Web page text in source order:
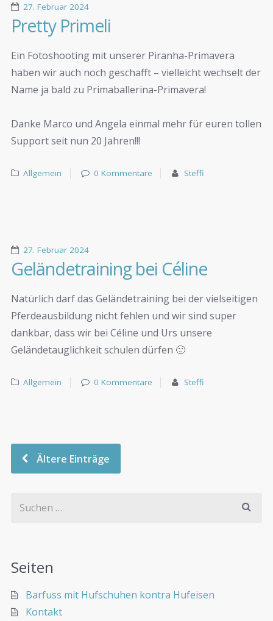
27. Februar 2024
Pretty Primeli
Ein Fotoshooting mit unserer Piranha-Primavera
haben wir auch noch geschafft – vielleicht wechselt der
Name ja bald zu Primaballerina-Primavera!
Danke Marco und Angela einmal mehr für euren tollen
Support seit nun 20 Jahren!!!
Allgemein 0 Kommentare Steffi
27. Februar 2024
Geländetraining bei Céline
Natürlich darf das Geländetraining bei der vielseitigen
Pferdeausbildung nicht fehlen und wir sind super
dankbar, dass wir bei Céline und Urs unsere
Geländetauglichkeit schulen dürfen 🙂
Allgemein 0 Kommentare Steffi
Ältere Einträge
Seiten
Barfuss mit Hufschuhen kontra Hufeisen
Kontakt